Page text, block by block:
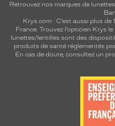
Retrouvez nos marques de
Ban
Krys.com : C’est aussi plus
France. Trouvez l’opticien Krys
lunettes/lentilles sont des
produits de santé réglementés
En cas de doute, consultez un